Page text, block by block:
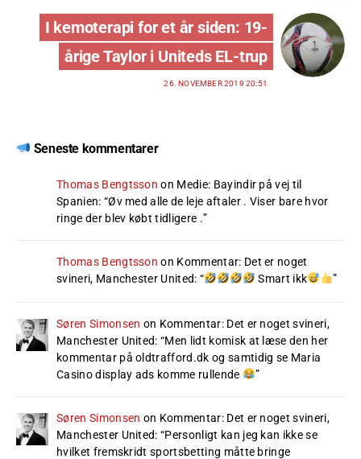
I kemoterapi for et år siden: 19-
årige Taylor i Uniteds EL-trup
26. NOVEMBER 2019 20:51
Seneste kommentarer
Thomas Bengtsson on Medie: Bayindir på vej til
Spanien: “Øv med alle de leje aftaler . Viser bare hvor
ringe der blev købt tidligere .”
Thomas Bengtsson on Kommentar: Det er noget
svineri, Manchester United: “ Smart ikk ”
Søren Simonsen on Kommentar: Det er noget svineri,
Manchester United: “Men lidt komisk at læse den her
kommentar på oldtrafford.dk og samtidig se Maria
Casino display ads komme rullende
”
Søren Simonsen on Kommentar: Det er noget svineri,
Manchester United: “Personligt kan jeg kan ikke se
hvilket fremskridt sportsbetting måtte bringe